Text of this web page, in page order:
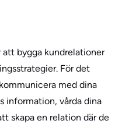
att bygga kundrelationer
För det
med dina
information, vårda dina
skapa en relation där de